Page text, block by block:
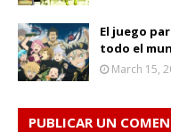
El juego
todo el
March 15,
PUBLICAR UN